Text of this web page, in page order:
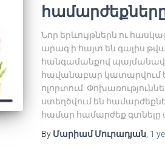
Նոր երևույթներն ու
արագ ի հայտ են գալիս
հանգամանքով
հավանաբար կատարվում
ոլորտում:
ստեղծվում են
համար համարժեք գտնելը
By Մարիամ Մուրադյան, 1